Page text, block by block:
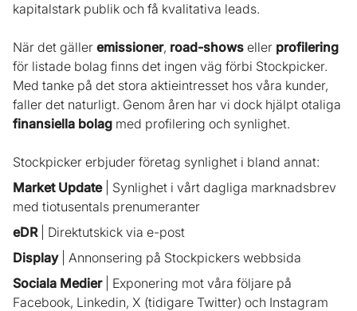
kapitalstark publik och få kvalitativa leads.
När det gäller emissioner, road-shows eller profilering
för listade bolag finns det ingen väg förbi Stockpicker.
Med tanke på det stora aktieintresset hos våra kunder,
faller det naturligt. Genom åren har vi dock hjälpt otaliga
finansiella bolag med profilering och synlighet.
Stockpicker erbjuder företag synlighet i bland annat:
Market Update| Synlighet i vårt dagliga marknadsbrev
med tiotusentals prenumeranter
eDR| Direktutskick via e-post
Display | Annonsering på Stockpickers webbsida
Sociala Medier
| Exponering mot våra följare på
Facebook, Linkedin, X (tidigare Twitter) och Instagram